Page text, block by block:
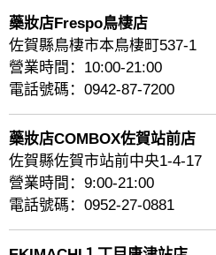
藥妝店Frespo鳥棲店
佐賀縣鳥棲市本鳥棲町537-1
營業時間：10:00-21:00
電話號碼：0942-87-7200
藥妝店COMBOX佐賀站前店
佐賀縣佐賀市站前中央1-4-17
營業時間：9:00-21:00
電話號碼：0952-27-0881